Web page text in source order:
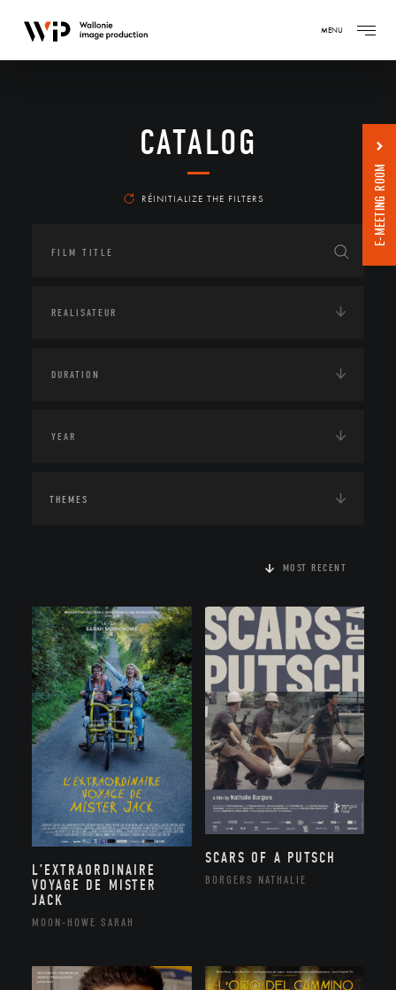
MENU
CATALOG
RÉINITIALIZE THE FILTERS
THEMES
MOST RECENT
L’EXTRAORDINAIRE
VOYAGE DE MISTER
JACK
MOON-HOWE SARAH
SCARS OF A PUTSCH
BORGERS NATHALIE
E-MEETING ROOM